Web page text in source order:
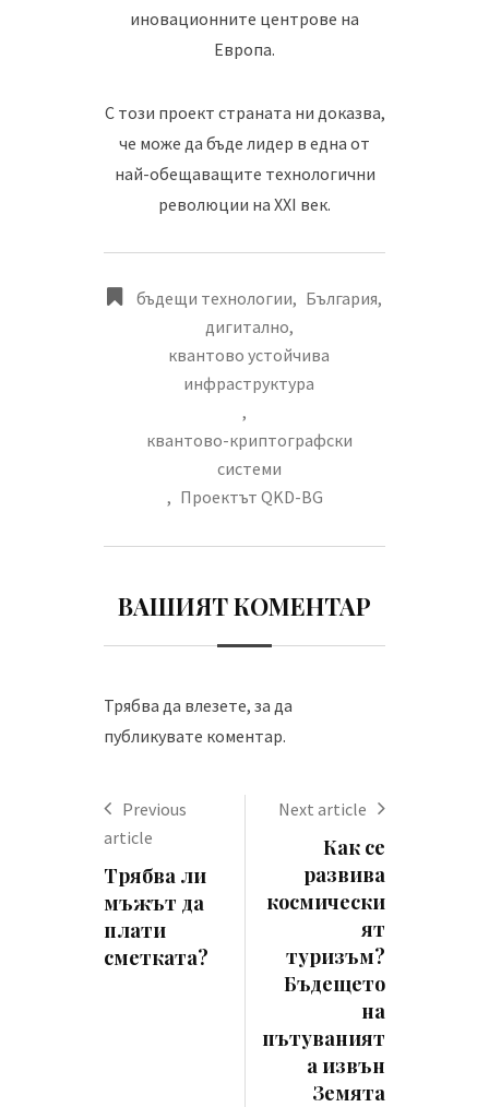
иновационните центрове на
Европа.
С този проект страната ни доказва,
че може да бъде лидер в една от
най-обещаващите технологични
революции на XXI век.
бъдещи технологии, България,
дигитално,
квантово устойчива
инфраструктура
,
квантово-криптографски
системи
, Проектът QKD-BG
ВАШИЯТ КОМЕНТАР
Трябва да влезете, за да
публикувате коментар.
Previous
article
Трябва ли
мъжът да
плати
сметката?
Next article
Как се
развива
космически
ят
туризъм?
Бъдещето
на
пътуваният
а извън
Земята